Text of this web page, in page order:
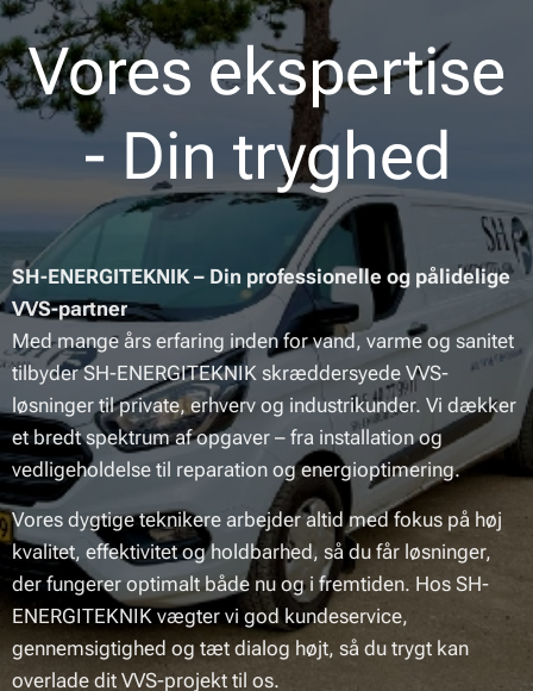
Vores ekspertise
- Din tryghed
SH-ENERGITEKNIK – Din professionelle og pålidelige
VVS-partner
Med mange års erfaring inden for vand, varme og sanitet
tilbyder SH-ENERGITEKNIK skræddersyede VVS-
løsninger til private, erhverv og industrikunder. Vi dækker
et bredt spektrum af opgaver – fra installation og
vedligeholdelse til reparation og energioptimering.
Vores dygtige teknikere arbejder altid med fokus på høj
kvalitet, effektivitet og holdbarhed, så du får løsninger,
der fungerer optimalt både nu og i fremtiden. Hos SH-
ENERGITEKNIK vægter vi god kundeservice,
gennemsigtighed og tæt dialog højt, så du trygt kan
overlade dit VVS-projekt til os.